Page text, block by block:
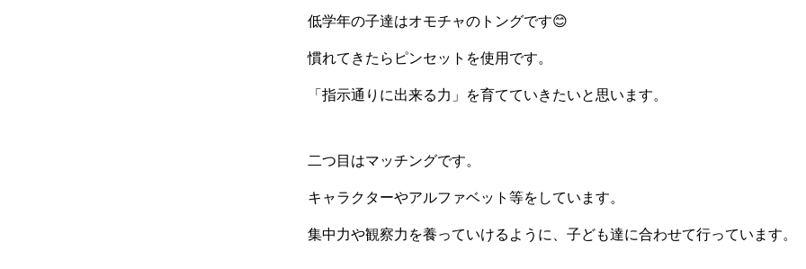
低学年の子達はオモチャのトングです😊
慣れてきたらピンセットを使用です。
「指示通りに出来る力」を育てていきたいと思います。
二つ目はマッチングです。
キャラクターやアルファベット等をしています。
集中力や観察力を養っていけるように、子ども達に合わせて行っています。